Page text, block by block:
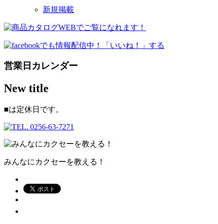
新規掲載
営業日カレンダー
New title
■は定休日です。
みんなにカクセーを教える！